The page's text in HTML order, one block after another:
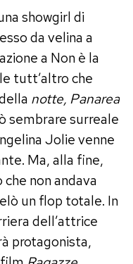
showgirl di
da velina a
a Non è la
tutt’altro che
notte, Panarea
sembrare surreale
Jolie venne
Ma, alla fine,
non andava
un flop totale. In
dell’attrice
protagonista,